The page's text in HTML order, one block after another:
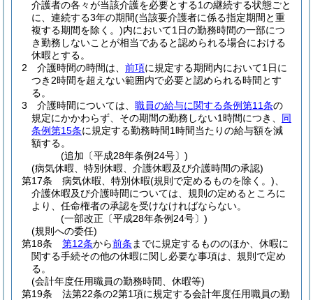
介護者の各々が当該介護を必要とする1の継続する状態ごと
に、連続する3年の期間(当該要介護者に係る指定期間と重
複する期間を除く。)内において1日の勤務時間の一部につ
き勤務しないことが相当であると認められる場合における
休暇とする。
2
介護時間の時間は、 前項に規定する期間内において1日に
つき2時間を超えない範囲内で必要と認められる時間とす
る。
3
介護時間については、 職員の給与に関する条例第11条の
規定にかかわらず、その期間の勤務しない1時間につき、 同
条例第15条に規定する勤務時間1時間当たりの給与額を減
額する。
(追加〔平成28年条例24号〕)
(病気休暇、特別休暇、介護休暇及び介護時間の承認)
第17条
病気休暇、特別休暇(規則で定めるものを除く。)
介護休暇及び介護時間については、規則の定めるところに
より、任命権者の承認を受けなければならない。
(一部改正〔平成28年条例24号〕)
(規則への委任)
第18条
第12条から前条 までに規定するもののほか、休暇に
関する手続その他の休暇に関し必要な事項は、規則で定め
る。
(会計年度任用職員の勤務時間、休暇等)
第19条
法第22条の2第1項に規定する会計年度任用職員の勤